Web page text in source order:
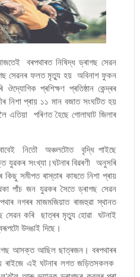
বৰপথাৰত নিষিদ্ধ ড্ৰাগছ সেৱন
সেৱনৰ ফলত মৃত্যু হয় অবিনাশ ফুকন
প্ৰশিক্ষণ প্ৰতিষ্ঠান কেন্দ্ৰৰ
প্ৰায় ১১ মান বজাত সংঘটিত হয়
এতিয়া পৰিণত হৈছে গোলাঘাট জিলাৰ
বাবেই নিতৌ অঞ্চলটোত বৃদ্ধি পাইছে
যুৱকৰ সংখ্যা।ঘটনাৰ বিৱৰণী অনুসৰি
সমীপত ৰাস্তাৰ কাষতে নিশা প্ৰায়
পাঁচ জন যুৱকৰ সৈতে ড্ৰাগছ সেৱন
নগৰৰ মাজমজিয়াত ৰাজহুৱা স্থানত
সেৱন কৰি ছাত্ৰৰ মৃত্যু হোৱা ঘটনাই
উদঙাই দিছে।
আসক্ত আছিল ছাত্ৰজন। বৰপথাৰৰ
ৰাইজে এই ঘটনাৰ লগত জড়িতসকলক